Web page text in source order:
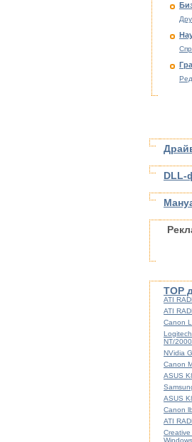
DLL-
TOP
ATI
ATI
Canon
NT/
NVidia
Canon
ASUS
ASUS
Canon
ATI